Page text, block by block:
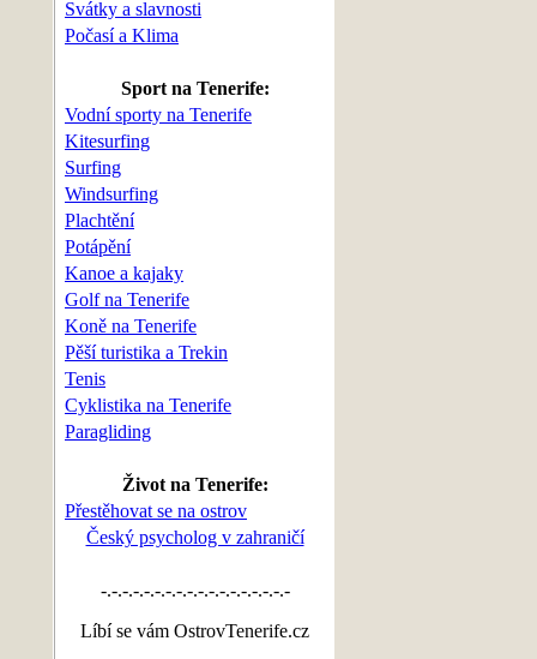
Svátky a slavnosti
Počasí a Klima
Sport na Tenerife:
Vodní sporty na Tenerife
Kitesurfing
Surfing
Windsurfing
Plachtění
Potápění
Kanoe a kajaky
Golf na Tenerife
Koně na Tenerife
Pěší turistika a Trekin
Tenis
Cyklistika na Tenerife
Paragliding
Život na Tenerife:
Přestěhovat se na ostrov
Český psycholog v zahraničí
-.-.-.-.-.-.-.-.-.-.-.-.-.-.-.-.-.-
Líbí se vám OstrovTenerife.cz